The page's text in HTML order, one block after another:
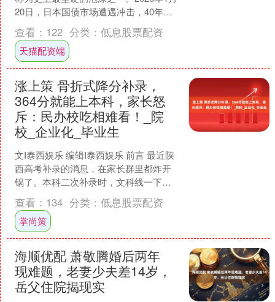
20日，日本国债市场遭遇冲击，40年期
国债收益率盘间突破4%，创2007年发行
以....
查看： 122 分类： 低息股票配资
天猫配资端
涨上策 骨折式降分补录，
364分就能上本科，家长怒
斥：民办校吃相难看！_院
校_企业化_毕业生
文I泰西娱乐 编辑I泰西娱乐 前言 最近陕
西高考补录的消息，在家长群里都炸开
锅了。本科二次补录时，文科线一下子
降了15分，理科更狠，直接砍了30分，
这一下就有快....
查看： 134 分类： 低息股票配资
掌尚策
海顺优配 萧敬腾婚后两年
现难题，老妻少夫差14岁，
岳父住院揭现实